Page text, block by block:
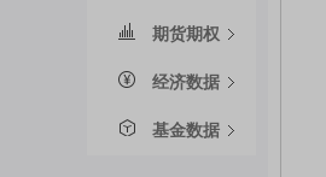
期货期权
经济数据
基金数据